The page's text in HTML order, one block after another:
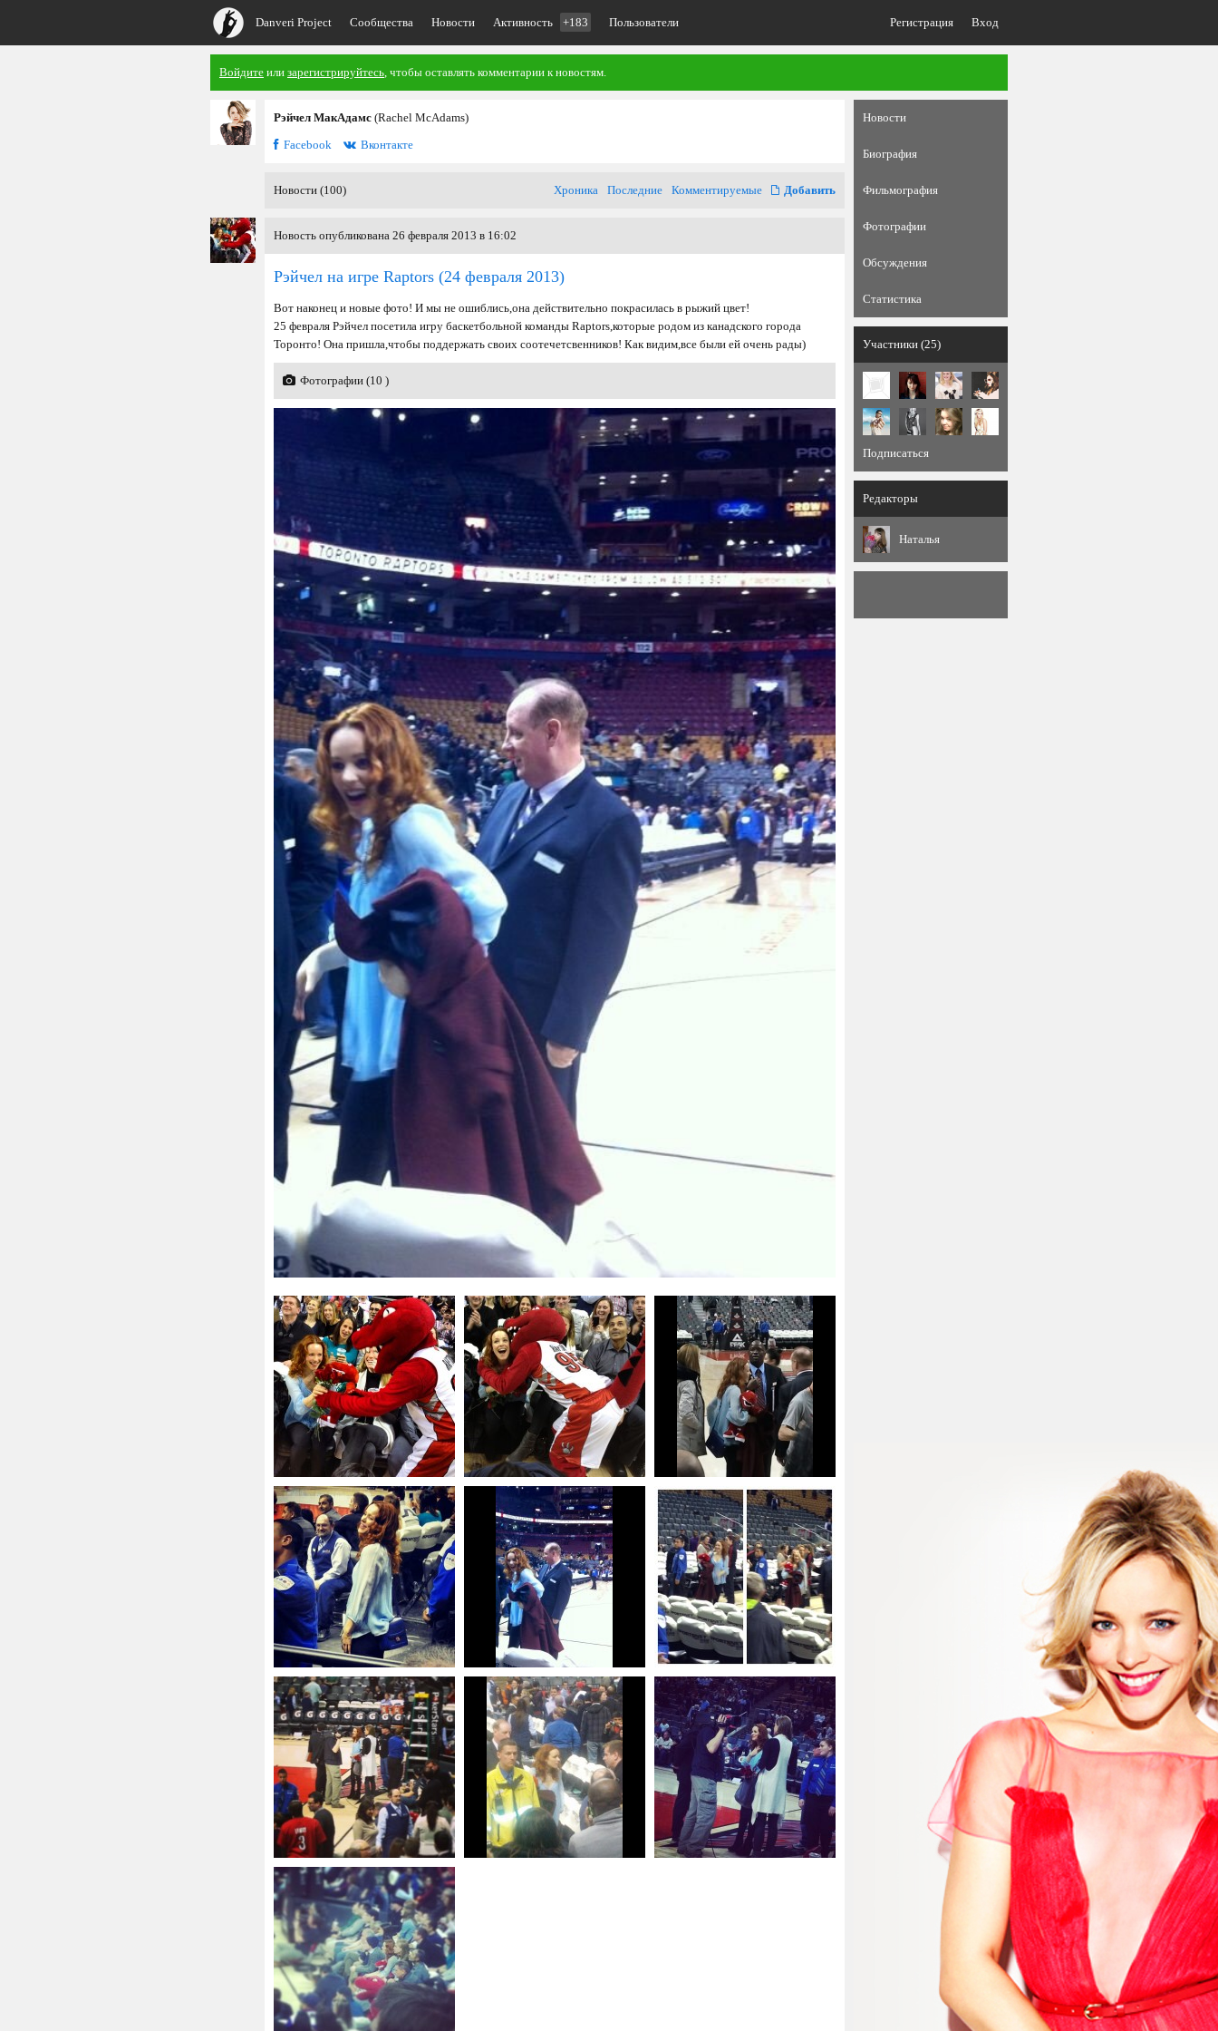
Danveri Project Сообщества Новости Активность +183 Пользователи Регистрация Вход
Войдите или зарегистрируйтесь, чтобы оставлять комментарии к новостям.
Рэйчел МакАдамс (Rachel McAdams)
Facebook
Вконтакте
Новости (100) Хроника Последние Комментируемые Добавить
Новость опубликована 26 февраля 2013 в 16:02
Рэйчел на игре Raptors (24 февраля 2013)
Вот наконец и новые фото! И мы не ошиблись,она действительно покрасилась в рыжий цвет!
25 февраля Рэйчел посетила игру баскетбольной команды Raptors,которые родом из канадского города
Торонто! Она пришла,чтобы поддержать своих соотечетсвенников! Как видим,все были ей очень рады)
Фотографии (10 )
Новости
Биография
Фильмография
Фотографии
Обсуждения
Статистика
Участники (25)
Подписаться
Редакторы
Наталья